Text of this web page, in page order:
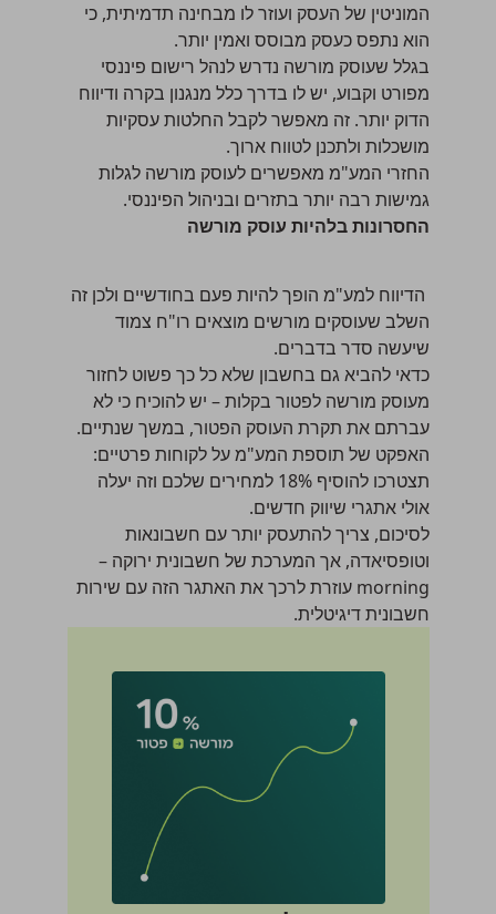
המוניטין של העסק ועוזר לו מבחינה תדמיתית, כי
הוא נתפס כעסק מבוסס ואמין יותר.
בגלל שעוסק מורשה נדרש לנהל רישום פיננסי
מפורט וקבוע, יש לו בדרך כלל מנגנון בקרה ודיווח
הדוק יותר. זה מאפשר לקבל החלטות עסקיות
מושכלות ולתכנן לטווח ארוך.
החזרי המע"מ מאפשרים לעוסק מורשה לגלות
גמישות רבה יותר בתזרים ובניהול הפיננסי.
החסרונות בלהיות עוסק מורשה
הדיווח למע"מ הופך להיות פעם בחודשיים ולכן זה
השלב שעוסקים מורשים מוצאים רו"ח צמוד
שיעשה סדר בדברים.
כדאי להביא גם בחשבון שלא כל כך פשוט לחזור
מעוסק מורשה לפטור בקלות – יש להוכיח כי לא
עברתם את תקרת העוסק הפטור, במשך שנתיים.
האפקט של תוספת המע"מ על לקוחות פרטיים:
תצטרכו להוסיף 18% למחירים שלכם וזה יעלה
אולי אתגרי שיווק חדשים.
לסיכום, צריך להתעסק יותר עם חשבונאות
וטופסיאדה, אך המערכת של חשבונית ירוקה –
morning עוזרת לרכך את האתגר הזה עם שירות
חשבונית דיגיטלית.